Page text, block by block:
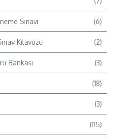
Sınavı (6)
Kılavuzu (2)
Bankası (3)
(18)
(3)
(115)